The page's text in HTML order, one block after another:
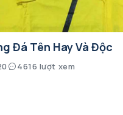
Đá Tên Hay Và Độc
4616 lượt xem